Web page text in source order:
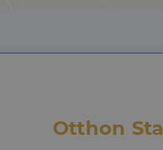
Otthon
a Cookie-